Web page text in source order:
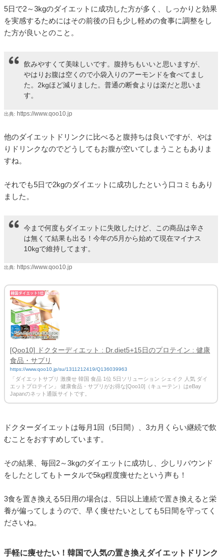
5日で2～3kgのダイエットに成功した方が多く、しっかりと効果
を実感するためにはその前後の日も少し軽めの食事に調整をし
た方が良いとのこと。
飲みやすくて美味しいです。腹持ちもいいと思いますが、
やはりお腹は空くので小袋入りのアーモンドを食べてまし
た。2kgほど減りました。普通の断食よりは楽だと思いま
す。
出典: https://www.qoo10.jp
他のダイエットドリンクに比べると腹持ちは良いですが、やは
りドリンクなのでどうしてもお腹が空いてしまうこともありま
すね。
それでも5日で2kgのダイエットに成功したという口コミもあり
ました。
今まで何度もダイエットに失敗したけど、この商品は辛さ
は無くて結果も出る！今年の5月から始めて現在マイナス
10kgで維持してます。
出典: https://www.qoo10.jp
[Qoo10] ドクターディエット : Dr.diet5+15日のプロテイン : 健康
食品・サプリ
https://www.qoo10.jp/su/1311212419/Q136039963
「ダイエットサプリ 激痩せ 韓国 食品 1位 5日ソリューション シェイク 人気 ダイ
エットプロテイン」 健康食品・サプリがお得な[Qoo10]（キューテン）はeBay
Japanのネット通販サイトです。
ドクターダイエットは毎月1回（5日間）、3カ月くらい継続で飲
むことをおすすめしています。
その結果、毎回2～3kgのダイエットに成功し、少しリバウンド
をしたとしてもトータルで5kg程度痩せたという声も！
3食を置き換える5日用の場合は、5日以上連続で置き換えると栄
養が偏ってしまうので、早く痩せたいとしても5日間を守ってく
ださいね。
手軽に痩せたい！韓国で人気の置き換えダイエットドリンク